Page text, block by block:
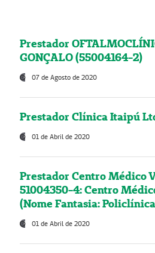
Prestador
GONÇALO (55004164-2)
07 de Agosto de 2020
Prestador Clínica Itaipú
01 de Abril de 2020
Prestador Centro Médico
51004350-4: Centro
(Nome Fantasia:
01 de Abril de 2020